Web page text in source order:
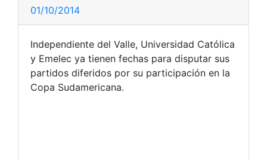
01/10/2014
Independiente del Valle, Universidad Católica
y Emelec ya tienen fechas para disputar sus
partidos diferidos por su participación en la
Copa Sudamericana.